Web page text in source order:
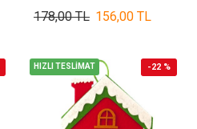
156,00 TL
178,00 TL
HIZLI TESLİMAT -22 %